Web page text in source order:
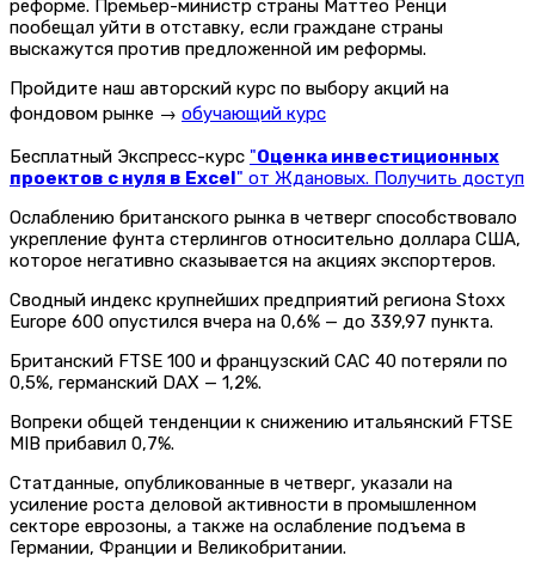
реформе. Премьер-министр страны Маттео Ренци
пообещал уйти в отставку, если граждане страны
выскажутся против предложенной им реформы.
Пройдите наш авторский курс по выбору акций на
фондовом рынке → обучающий курс
Бесплатный Экспресс-курс "Оценка инвестиционных
проектов с нуля в Excel" от Ждановых. Получить доступ
Ослаблению британского рынка в четверг способствовало
укрепление фунта стерлингов относительно доллара США,
которое негативно сказывается на акциях экспортеров.
Сводный индекс крупнейших предприятий региона Stoxx
Europe 600 опустился вчера на 0,6% — до 339,97 пункта.
Британский FTSE 100 и французский CAC 40 потеряли по
0,5%, германский DAX — 1,2%.
Вопреки общей тенденции к снижению итальянский FTSE
MIB прибавил 0,7%.
Статданные, опубликованные в четверг, указали на
усиление роста деловой активности в промышленном
секторе еврозоны, а также на ослабление подъема в
Германии, Франции и Великобритании.